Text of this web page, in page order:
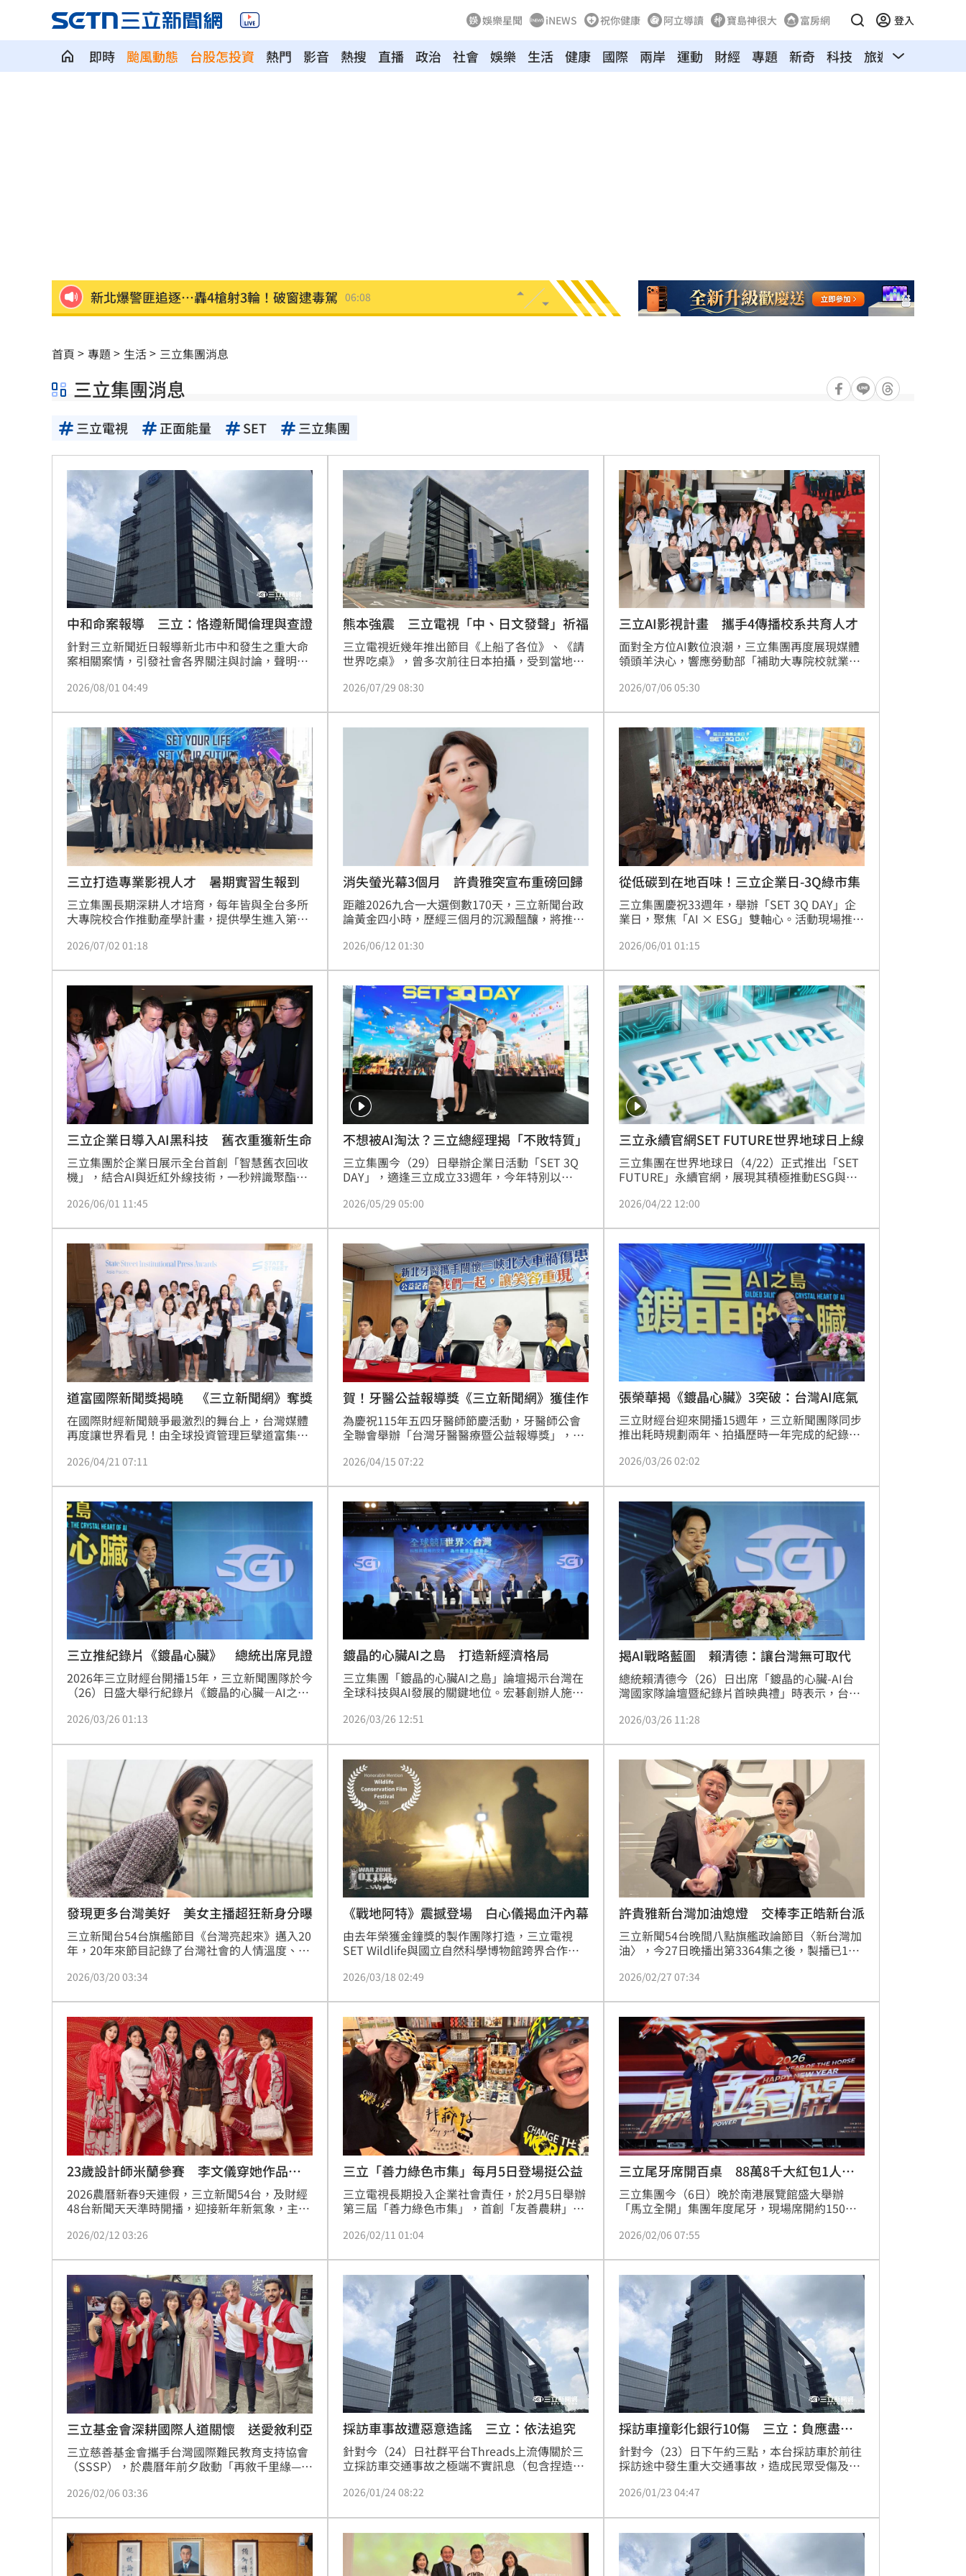
娛樂星聞 iNEWS 祝你健康 阿立導讀 寶島神很大 富房網 登入
即時 颱風動態 台股怎投資 熱門 影音 熱搜 直播 政治 社會 娛樂 生活 健康 國際 兩岸 運動 財經 專題 新奇 科技 旅遊 汽車
強彈千點！「18檔」收復失土台股ETF 06:00
白海豚海警範圍擴大！最新暴風圈侵襲率曝
慈濟遭詐10億 國民黨不認錯反嗆⋯網炸鍋
就業意外爆冷！那指漲342點 標普500新高 05:23
美通過制裁案！川普可課俄國商品500%關稅
日本銀髮族瘋工作 逾4成想做到80歲
解散統促黨？他曝翁曉玲一招：恐白忙一場
疫苗真相！蔣萬安嗆一句 謝金河痛心發聲 04:43
股災這8檔規模逆勢創高 它最猛成長逾10% 04:20
爆掛表妹當小三！表姊擅貼IG下場慘了 04:17
半導體與綠能雙箭頭！ 「它」霸氣狂賺 04:04
華許9月升息？ING：匯市在他與戰爭間拉鋸 03:10
老後離婚財產怎麼分？ 丈夫退休金拒分 03:08
「這餐飲集團」擺脫陰霾！上半年營收創高
台灣彩券開獎直播中 20:31
LIVE三立+24小時直播 15:27
三立iNEWS新聞台線上直播 18:00
商場戰國來臨 台中「頂奢大道」逐漸成形 12:00
台彩父親節推新刮刮樂千萬頭獎超「爸」氣 12:00
「拍片人的多重宇宙」職涯論壇9/12登場！
8國球員齊聚高雄 Formosa 7s掀足球熱潮 10:00
理想混蛋號召粉絲跨海追星吃美食！ 18:15
首頁 專題 生活 三立集團消息
三立集團消息
三立電視 正面能量 SET 三立集團
中和命案報導 三立：恪遵新聞倫理與查證
針對三立新聞近日報導新北市中和發生之重大命
案相關案情，引發社會各界關注與討論，聲明如
查證原則，採訪團隊針對相關案情，已向參與相
導所呈現之內容，均有採訪依據及消息來源，並
非憑空臆測、捏造，亦無惡意杜撰或散布不實資
訊之情事。
2026/08/01 04:49
熊本強震 三立電視「中、日文發聲」祈福
三立電視近幾年推出節目《上船了各位》、《請
世界吃桌》，曾多次前往日本拍攝，受到當地民
電視也發聲祈福一切平安。
2026/07/29 08:30
三立AI影視計畫 攜手4傳播校系共育人才
面對全方位AI數位浪潮，三立集團再度展現媒體
領頭羊決心，響應勞動部「補助大專院校就業學
新大學、銘傳大學及國立臺灣藝術大學四所傳播
才產學合作培訓計畫」。今（7/6）舉行開訓典
禮，經校方推薦及面試，共招募16名優秀學生，
分發至新聞部、節目部、創造智能及電電購等單
位，展開為期6個月至1年的帶薪實務培訓。相較
於一般的傳統實習，由於這一梯次學生具備「企
業預聘生」的身分，三立除提供帶薪實習機會，
更祭出輔導「AI證照」與「優先轉正」雙重誘
因，並將學員定位為「準員工」，期盼透過產學
合作，培育兼具AI應用能力與影視實戰經驗的新
世代人才，打造學校、企業與學生三贏局面。
2026/07/06 05:30
三立打造專業影視人才 暑期實習生報到
三立集團長期深耕人才培育，每年皆與全台多所
大專院校合作推動產學計畫，提供學生進入第一
電視115年度暑期實習生昨（1日）正式報到，今
甄選，最終錄取30位來自國立臺灣藝術大學、世
新大學、銘傳大學、國立陽明交通大學、淡江大
學等影視、傳播等相關科系的優秀學生，展開為
期數週的暑期實習，提前接軌業界、累積實戰經
驗。蔡維歆
2026/07/02 01:18
消失螢光幕3個月 許貴雅突宣布重磅回歸
距離2026九合一大選倒數170天，三立新聞台政
論黃金四小時，歷經三個月的沉澱醞釀，將推出
（15日）晚間8點正式登場，暫別電視三個月的
鎮主持《台灣ON AIR》。蔡維歆
2026/06/12 01:30
從低碳到在地百味！三立企業日-3Q綠市集
三立集團慶祝33週年，舉辦「SET 3Q DAY」企
業日，聚焦「AI × ESG」雙軸心。活動現場推出
農與低碳飲食。同時導入全台首創AI舊衣回收
公室減碳循環。三立集團透過科技創新與綠色嘉
年華，鼓勵同仁轉型為T型人才，將永續精神融
入日常工作，展現媒體龍頭推動ESG與數位轉型
的堅定決心。
2026/06/01 01:15
三立企業日導入AI黑科技 舊衣重獲新生命
三立集團於企業日展示全台首創「智慧舊衣回收
機」，結合AI與近紅外線技術，一秒辨識聚酯或
察，強調循環經濟重要性。此次活動回收超過
品，預計於8月永續博覽會亮相。三立透過黑科
技落實ESG，將傳統回收升級為高值化循環，達
成零廢棄目標，展現企業對永續發展的具體承諾
與行動力。
2026/06/01 11:45
不想被AI淘汰？三立總經理揭「不敗特質」
三立集團今（29）日舉辦企業日活動「SET 3Q
DAY」，適逢三立成立33週年，今年特別以
食、紓壓與永續理念，展現企業持續轉型的能
全球，三立正積極推動AI相關執行與規劃，期待
未來三立人都能成為具備「T型能力」的人才。
2026/05/29 05:00
三立永續官網SET FUTURE世界地球日上線
三立集團在世界地球日（4/22）正式推出「SET
FUTURE」永續官網，展現其積極推動ESG與永
好永續」的核心精神，強調三立從永續紀錄者轉
人許貴雅與多位主播響應分享經驗。未來三立將
持續製作永續節目，發揮媒體影響力，並推動綠
色營運，如減少一次性塑膠使用，預計每年減少
21.8萬件塑膠製品。此外，集團也投入員工永續
培訓，培育永續種子部隊，致力成為台灣最佳永
續媒體。
2026/04/22 12:00
道富國際新聞獎揭曉 《三立新聞網》奪獎
在國際財經新聞競爭最激烈的舞台上，台灣媒體
再度讓世界看見！由全球投資管理巨擘道富集團
構新聞獎」於今（21）日揭曉，現場大咖雲集。
2026/04/21 07:11
賀！牙醫公益報導獎《三立新聞網》獲佳作
為慶祝115年五四牙醫師節慶活動，牙醫師公會
全聯會舉辦「台灣牙醫醫療暨公益報導獎」，並
關注三峽車禍案傷患牙科重建系列報導，在文字
2026/04/15 07:22
張榮華揭《鍍晶心臟》3突破：台灣AI底氣
三立財經台迎來開播15週年，三立新聞團隊同步
推出耗時規劃兩年、拍攝歷時一年完成的紀錄片
首映發布會及《AI台灣隊高峰論壇》，總統賴清
浪潮中的關鍵地位，三立董事長張榮華致詞時，
點出這部作品「三個突破」，以媒體視角也進一
步勾勒出台灣在全球AI浪潮中的戰略位置。
2026/03/26 02:02
三立推紀錄片《鍍晶心臟》 總統出席見證
2026年三立財經台開播15年，三立新聞團隊於今
（26）日盛大舉行紀錄片《鍍晶的心臟—AI之
壇》，總統賴清德親自出席，與國際媒體及產官
地位。
2026/03/26 01:13
鍍晶的心臟AI之島 打造新經濟格局
三立集團「鍍晶的心臟AI之島」論壇揭示台灣在
全球科技與AI發展的關鍵地位。宏碁創辦人施振
強化經濟外交，助友邦繁榮。經濟部次長何晉滄
型研發及獎勵政策，力促台灣轉型為AI應用強
國。法德代表則強調雙向交流，助攻台灣新創進
軍歐洲並深化半導體合作。無任所大使黃欽勇警
示AI巨大耗能與地緣政治風險，呼籲發展綠能。
論壇凝
2026/03/26 12:51
揭AI戰略藍圖 賴清德：讓台灣無可取代
總統賴清德今（26）日出席「鍍晶的心臟-AI台
灣國家隊論壇暨紀錄片首映典禮」時表示，台灣
科技產業，而身為總統，他的使命就是讓台灣無
動「AI新十大建設」，希望讓台灣成為「人工智
慧之島」之外，也積極地吸引國際投資、跟友盟
國家加強科技合作，希望確保未來的競爭優勢，
讓台灣從先進科技的提供者，變成未來價值的創
造者、驅動者。
2026/03/26 11:28
發現更多台灣美好 美女主播超狂新身分曝
三立新聞台54台旗艦節目《台灣亮起來》邁入20
年，20年來節目記錄了台灣社會的人情溫度、土
深刻的縮影。本週日（22日）節目將迎來20年全
聞部副總經理白舒樺表示，「台灣亮起來始終秉
持尋找台灣向上力量的初衷，全新改版將帶領觀
眾。蔡維歆
2026/03/20 03:34
《戰地阿特》震撼登場 白心儀揭血汗內幕
由去年榮獲金鐘獎的製作團隊打造，三立電視
SET Wildlife與國立自然科學博物館跨界合作推
線，社群宣傳與活動報名也同步啟動。此次合作
一，將於4月3日至6日登場，邀請民眾透過影像
與互動活動，一同認識金門歐亞水獺的生態故
事。蔡維歆
2026/03/18 02:49
許貴雅新台灣加油熄燈 交棒李正皓新台派
三立新聞54台晚間八點旗艦政論節目〈新台灣加
油〉，今27日晚播出第3364集之後，製播已15
間八到十點時段，由李正皓所主持的〈新台派上
話呼籲大家未來以「按讚、訂閱、開啟小鈴鐺」
的方式繼續支持她，正式轉戰網路平台，許貴雅
進駐三立新聞網擔任〈94要客訴〉主持人，3月2
日起LIVE登場。蔡維歆
2026/02/27 07:34
23歲設計師米蘭參賽 李文儀穿她作品狂
讚
2026農曆新春9天連假，三立新聞54台，及財經
48台新聞天天準時開播，迎接新年新氣象，主播
學系、2025屆畢業製作第一名的楊紫葳，將她的
白舒樺表示，「三立新聞一直很樂意成為台灣原
創的大平台，樂見主播台在過年期間成為新銳設
計師的伸展台。蔡維歆
2026/02/12 03:26
三立「善力綠色市集」每月5日登場挺公益
三立電視長期投入企業社會責任，於2月5日舉辦
第三屆「善力綠色市集」，首創「友善農耕」與
「愛不囉嗦」、「舊鞋救命」等公益團體，並推
知名主持人李正皓也現身支持，大讚「0diva平
埔黑豬」的科技養豬理念。三立永續辦公室副執
行長王若庭表示，市集旨在建立良善生態系，讓
同仁支持在地產業，同時理解公益與環保重要
性。活動不僅促進在地經濟，更擴大ESG影響
力，展現三立推動永續生活的決心。
2026/02/11 01:04
三立尾牙席開百桌 88萬8千大紅包1人獨
得
三立集團今（6日）晚於南港展覽館盛大舉辦
「馬立全開」集團年度尾牙，現場席開約150
邀集集團員工、合作夥伴及貴賓齊聚一堂，並有
人，氣氛熱烈。蔡維歆
2026/02/06 07:55
三立基金會深耕國際人道關懷 送愛敘利亞
三立慈善基金會攜手台灣國際難民教育支持協會
（SSSP），於農曆年前夕啟動「再敘千里緣—送
上型電腦，年後運往敘利亞戰區偏鄉，並結合政
建數位學習橋樑，解決當地教育資源匱乏問題。
同時，SSSP在台北寶藏巖舉辦《回家｜過年》
文化展，深入呈現敘利亞的食衣住行與生命故
事，打破戰火標籤，喚起台灣民眾對敘利亞難民
2026/02/06 03:36
採訪車事故遭惡意造謠 三立：依法追究
針對今（24）日社群平台Threads上流傳關於三
立採訪車交通事故之極端不實訊息（包含捏造
體報導畫面等荒謬內容），三立電視在此嚴正澄
此類言論不僅嚴重誤導大眾，更是惡意消費事故
傷者及其家屬，造成二次傷害，三立電視表達最
嚴厲之譴責，並呼籲各界切勿轉傳、散布，以免
在無意間成為造謠者的幫兇。
2026/01/24 08:22
採訪車撞彰化銀行10傷 三立：負應盡責
任
針對今（23）日下午約三點，本台採訪車於前往
採訪途中發生重大交通事故，造成民眾受傷及彰
負起應盡責任。
2026/01/23 04:47